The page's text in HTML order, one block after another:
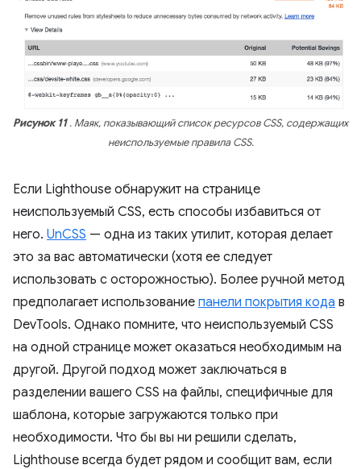
Рисунок 11. Маяк, показывающий список ресурсов CSS, содержащих
неиспользуемые правила CSS.
Если Lighthouse обнаружит на странице
неиспользуемый CSS, есть способы избавиться от
него. UnCSS — одна из таких утилит, которая делает
это за вас автоматически (хотя ее следует
использовать с осторожностью). Более ручной метод
предполагает использование панели покрытия кода в
DevTools. Однако помните, что неиспользуемый CSS
на одной странице может оказаться необходимым на
другой. Другой подход может заключаться в
разделении вашего CSS на файлы, специфичные для
шаблона, которые загружаются только при
необходимости. Что бы вы ни решили сделать,
Lighthouse всегда будет рядом и сообщит вам, если